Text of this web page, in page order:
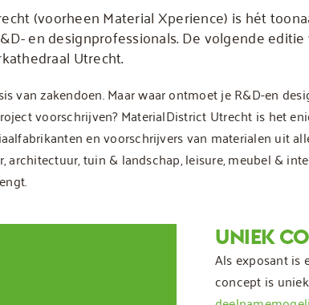
(voorheen Material Xperience) is hét
en designprofessionals. De volgende editie
Utrecht.
van zakendoen. Maar waar ontmoet je R&D-en
voorschrijven? MaterialDistrict Utrecht is het
en voorschrijvers van materialen uit
architectuur, tuin & landschap, leisure, meubel &
UNIEK
Als exposant is
concept is